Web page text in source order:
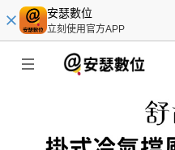
安瑟數位
立刻使用官方APP